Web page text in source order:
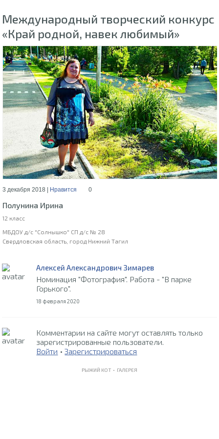
Международный творческий конкурс
«Край родной, навек любимый»
3 декабря 2018 | Нравится 0
Полунина Ирина
12 класс
МБДОУ д/с "Солнышко" СП д/с № 28
Свердловская область, город Нижний Тагил
Алексей Александрович Зимарев
Номинация "Фотография". Работа - "В парке
Горького".
18 февраля 2020
Комментарии на сайте могут оставлять только
зарегистрированные пользователи.
Войти •Зарегистрироваться
РЫЖИЙ КОТ • ГАЛЕРЕЯ